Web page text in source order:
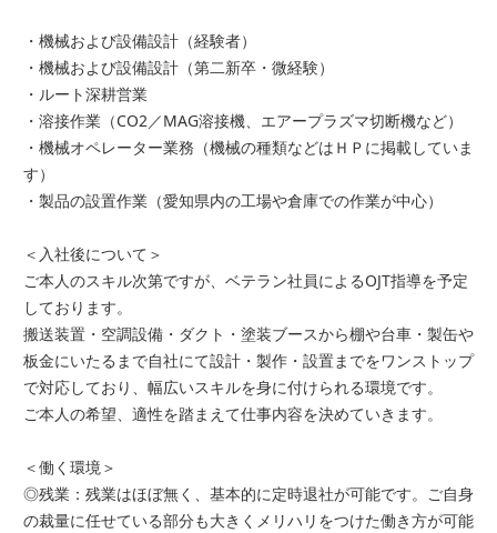
・機械および設備設計（経験者）
・機械および設備設計（第二新卒・微経験）
・ルート深耕営業
・溶接作業（CO2／MAG溶接機、エアープラズマ切断機など）
・機械オペレーター業務（機械の種類などはＨＰに掲載していま
す）
・製品の設置作業（愛知県内の工場や倉庫での作業が中心）
＜入社後について＞
ご本人のスキル次第ですが、ベテラン社員によるOJT指導を予定
しております。
搬送装置・空調設備・ダクト・塗装ブースから棚や台車・製缶や
板金にいたるまで自社にて設計・製作・設置までをワンストップ
で対応しており、幅広いスキルを身に付けられる環境です。
ご本人の希望、適性を踏まえて仕事内容を決めていきます。
＜働く環境＞
◎残業：残業はほぼ無く、基本的に定時退社が可能です。ご自身
の裁量に任せている部分も大きくメリハリをつけた働き方が可能